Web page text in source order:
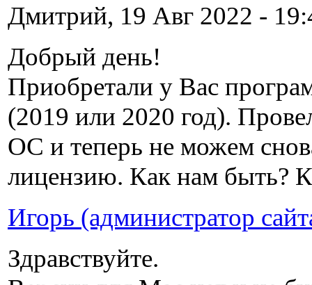
Дмитрий, 19 Авг 2022 -
Добрый день!
Приобретали у Вас
(2019 или 2020 год).
ОС и теперь не можем
лицензию. Как нам быть?
Игорь (администратор
Здравствуйте.